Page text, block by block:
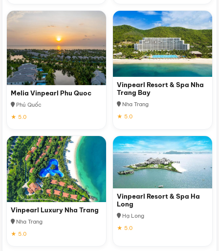
Melia Vinpearl Phu Quoc
Phú Quốc
★ 5.0
Vinpearl Resort & Spa Nha
Trang Bay
Nha Trang
★ 5.0
Vinpearl Luxury Nha Trang
Nha Trang
★ 5.0
Vinpearl Resort & Spa Ha
Long
Hạ Long
★ 5.0